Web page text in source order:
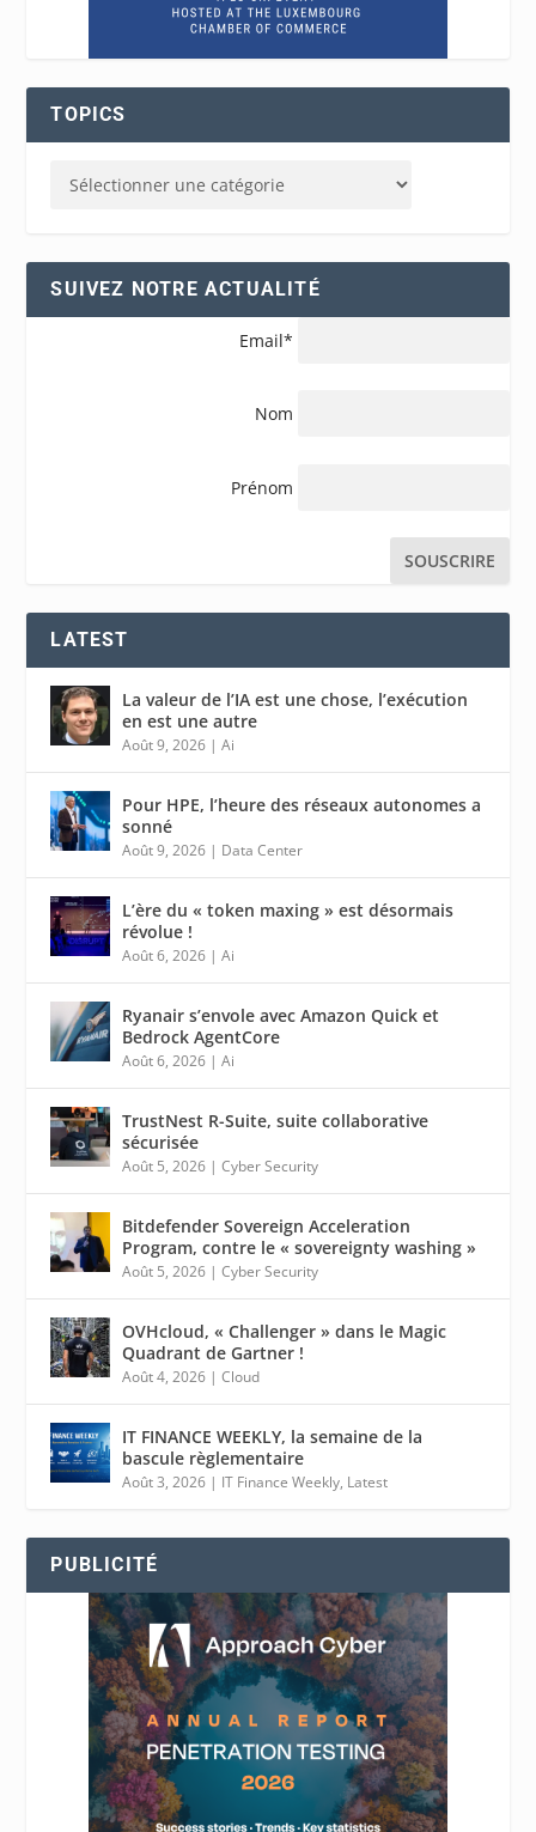
TOPICS
SUIVEZ NOTRE ACTUALITÉ
Email*
Nom
Prénom
LATEST
La valeur de l’IA est une chose, l’exécution
en est une autre
Août 9, 2026 |Ai
Pour HPE, l’heure des réseaux autonomes a
sonné
Août 9, 2026 | Data Center
L’ère du « token maxing » est désormais
révolue !
Août 6, 2026 |Ai
Ryanair s’envole avec Amazon Quick et
Bedrock AgentCore
Août 6, 2026 |Ai
TrustNest R-Suite, suite collaborative
sécurisée
Août 5, 2026 |Cyber Security
Bitdefender Sovereign Acceleration
Program, contre le « sovereignty washing »
Août 5, 2026 |Cyber Security
OVHcloud, « Challenger » dans le Magic
Quadrant de Gartner !
Août 4, 2026 |Cloud
IT FINANCE WEEKLY, la semaine de la
bascule règlementaire
Août 3, 2026 | IT Finance Weekly, Latest
PUBLICITÉ